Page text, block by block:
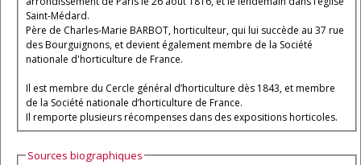
Saint-Médard.
Père de Charles-Marie BARBOT, horticulteur, qui lui succède au 37 rue
des Bourguignons, et devient également membre de la Société
nationale d'horticulture de France.
Il est membre du Cercle général d’horticulture dès 1843, et membre
de la Société nationale d’horticulture de France.
Il remporte plusieurs récompenses dans des expositions horticoles.
Sources biographiques